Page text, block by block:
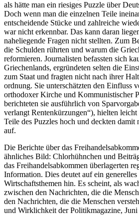
als hätte man ein riesiges Puzzle über
Doch wenn man die einzelnen Teile
entscheidende Stücke und zahlreiche
war nicht erkennbar. Das kann daran
naheliegende Fragen nicht stellten. Zum
die Schulden rührten und warum die
reformieren. Journalisten befassten sich
Griechenlands, ergründeten selten die
zum Staat und fragten nicht nach ihrer
ordnung. Sie unterschätzten den Einfluss
orthodoxer Kirche und Kommunistischer
berichteten sie ausführlich von
verlangt Rentenkürzungen“), hielten
Teile des Puzzles hoch und deckten damit
auf.
Die Berichte über das
ähnliches Bild: Chlorhühnchen und
das Freihandelsabkommen überlagerten
Information. Dies deutet auf ein
Wirtschafts­themen hin. Es scheint, als
zwischen den Nachrichten, die die
den Nachrichten, die die Menschen
und Wirklichkeit der Politikmagazine, Juni